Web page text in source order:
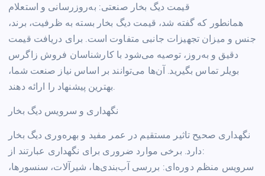
قیمت دیگ بخار صنعتی: به‌روزرسانی و استعلام
همانطور که گفته شد، قیمت دیگ بخار بسته به ظرفیت، برند،
جنس و میزان تجهیزات جانبی متفاوت است. برای دریافت قیمت
دقیق و به‌روز، توصیه می‌شود با کارشناسان فروش زاگرس
بویلر تماس بگیرید. آن‌ها می‌توانند بر اساس نیاز صنعت شما،
بهترین پیشنهاد را ارائه دهند.
نگهداری و سرویس دیگ بخار
نگهداری صحیح تاثیر مستقیم در عمر مفید و بهره‌وری دیگ بخار
دارد. برخی موارد ضروری برای نگهداری عبارتند از:
سرویس منظم دوره‌ای: بررسی آب‌بندی‌ها، شیرآلات، سنسورها،